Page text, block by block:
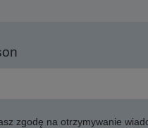
zgodę na otrzymywanie